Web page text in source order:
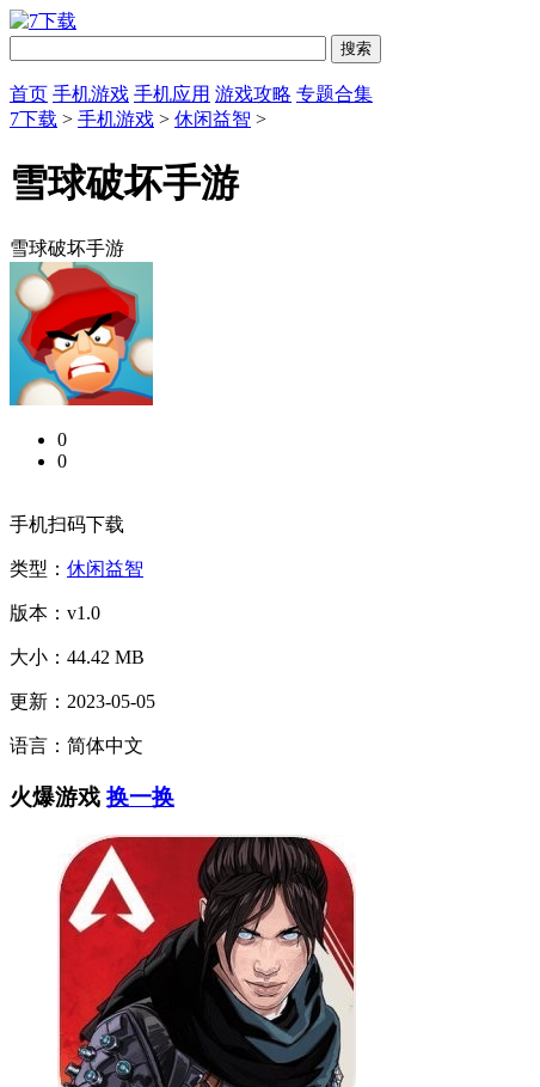
首页 手机游戏 手机应用 游戏攻略 专题合集
7下载 > 手机游戏 > 休闲益智 >
雪球破坏手游
雪球破坏手游
0
0
手机扫码下载
类型： 休闲益智
版本：v1.0
大小：44.42 MB
更新：2023-05-05
语言：简体中文
火爆游戏 换一换